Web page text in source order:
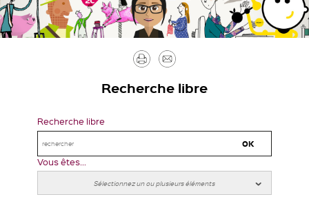
Imprimer
Recherche libre
Recherche libre
Vous êtes...